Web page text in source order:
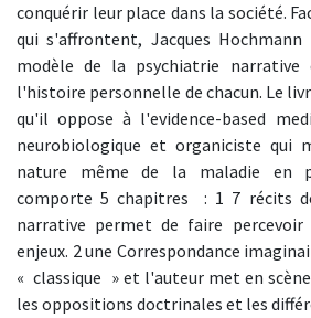
conquérir leur place dans la société.
qui s'affrontent, Jacques
modèle de la psychiatrie
l'histoire personnelle de chacun. Le
qu'il oppose à l'evidence-based
neurobiologique et organiciste qui
nature même de la maladie en
comporte 5 chapitres : 1 7 récits
narrative permet de faire
enjeux. 2 une Correspondance
« classique » et l'auteur met en
les oppositions doctrinales et les